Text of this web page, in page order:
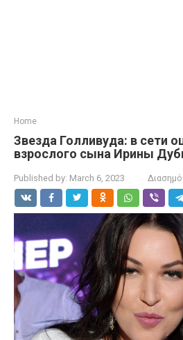
Home
Звезда Голливуда: в сети
взрослого сына Ирины
Published by: March 6, 2023